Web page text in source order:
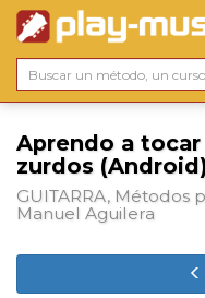
Aprendo a
zurdos
GUITARRA, Métodos
Manuel Aguilera